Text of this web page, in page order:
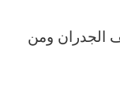
الجدران ومن